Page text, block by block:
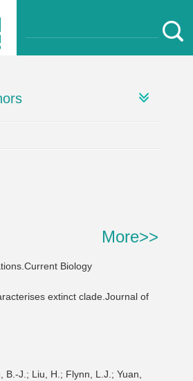
More>>
Biology
extinct clade.Journal of
J.; Liu, H.; Flynn, L.J.; Yuan,